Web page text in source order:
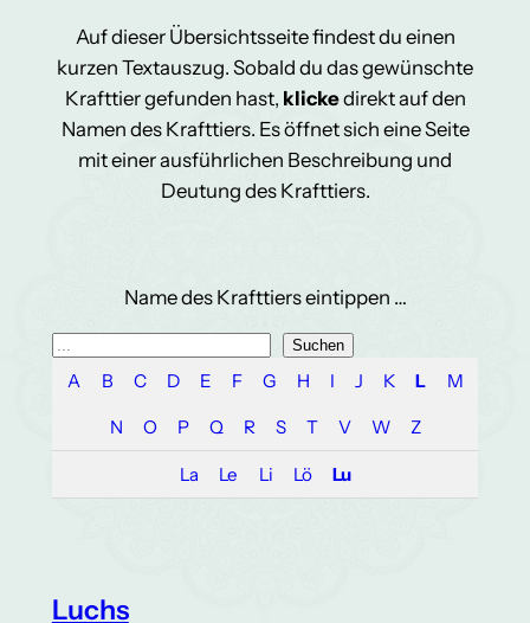
Auf dieser Übersichtsseite findest du einen
kurzen Textauszug. Sobald du das gewünschte
Krafttier gefunden hast, klickedirekt auf den
Namen des Krafttiers. Es öffnet sich eine Seite
mit einer ausführlichen Beschreibung und
Deutung des Krafttiers.
Name des Krafttiers eintippen …
S
n
Suchen
A B C D E F G H I J K L M
N O P Q R S T V W Z
La Le Li Lö Lu
Luchs